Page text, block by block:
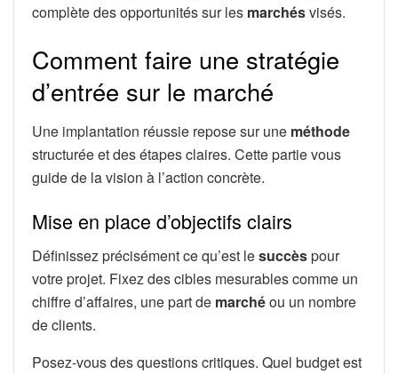
complète des opportunités sur les marchésvisés.
Comment faire une stratégie
d’entrée sur le marché
Une implantation réussie repose sur une méthode
structurée et des étapes claires. Cette partie vous
guide de la vision à l’action concrète.
Mise en place d’objectifs clairs
Définissez précisément ce qu’est lesuccèspour
votre projet. Fixez des cibles mesurables comme un
chiffre d’affaires, une part de marchéou un nombre
de clients.
Posez-vous des questions critiques. Quel budget est